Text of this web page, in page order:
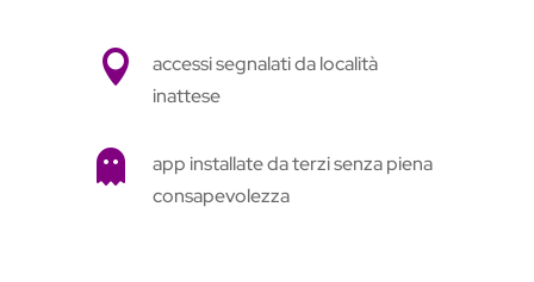

accessi segnalati da località
inattese

app installate da terzi senza piena
consapevolezza